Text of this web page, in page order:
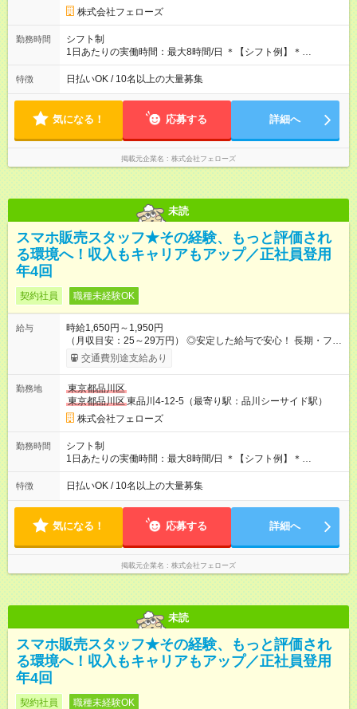
す。その間の給与・待遇に変更はありません。 【試用期間】試
用期間あり 試用期間の長さ：2ヶ月 雇用形態、給与は本採用時
と同じです。
株式会社フェローズ
勤務時間
シフト制
1日あたりの実働時間：最大8時間/日 ＊【シフト例】＊
(1) 10:00～19:00 (2) 11:00～20:00 (3) 12:00～21:00 など ◎
いずれも実働8時間・休憩1時間です。中抜けシフトなどはあり
たい」などあれば相談に応じますのでおっしゃってください！
特徴 日払いOK / 10名以上の大量募集
気になる！ 応募する 詳細へ
掲載元企業名 株式会社フェローズ
未読
スマホ販売スタッフ★その経験、もっと評価され
る環境へ！収入もキャリアもアップ／正社員登用
年4回
契約社員 職種未経験OK
給与
時給1,650円～1,950円
（月収目安：25～29万円） ◎安定した給与で安心！ 長期・フル
タイムで勤務いただける方にお越しいただきたいと思っていま
す。シフトが削られることはないので、安定した給与が入りま
たいという人もいると思います。このあたりは柔軟に対応する
ので、お気軽にご相談ください！ ※2ヶ月の試用期間がありま
す。その間の給与・待遇に変更はありません。 【試用期間】試
用期間あり 試用期間の長さ：2ヶ月 雇用形態、給与は本採用時
と同じです。
交通費別途支給あり
勤務地
東京都品川区
東京都品川区東品川4-12-5（最寄り駅：品川シーサイド駅）
株式会社フェローズ
勤務時間
シフト制
1日あたりの実働時間：最大8時間/日 ＊【シフト例】＊
(1) 10:00～19:00 (2) 11:00～20:00 (3) 12:00～21:00 など ◎
いずれも実働8時間・休憩1時間です。中抜けシフトなどはあり
たい」などあれば相談に応じますのでおっしゃってください！
特徴 日払いOK / 10名以上の大量募集
気になる！ 応募する 詳細へ
掲載元企業名 株式会社フェローズ
未読
スマホ販売スタッフ★その経験、もっと評価され
る環境へ！収入もキャリアもアップ／正社員登用
年4回
契約社員 職種未経験OK